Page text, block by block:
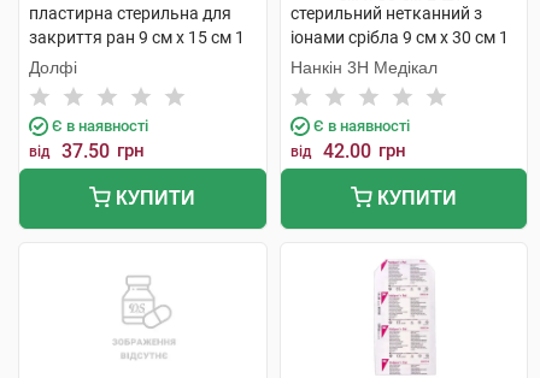
пластирна стерильна для
закриття ран 9 см х 15 см 1
шт
Долфі
Є в наявності
від 37.50 грн
КУПИТИ
стерильний нетканний з
іонами срібла 9 см х 30 см 1
шт
Нанкін 3H Медікал
Є в наявності
від 42.00 грн
КУПИТИ